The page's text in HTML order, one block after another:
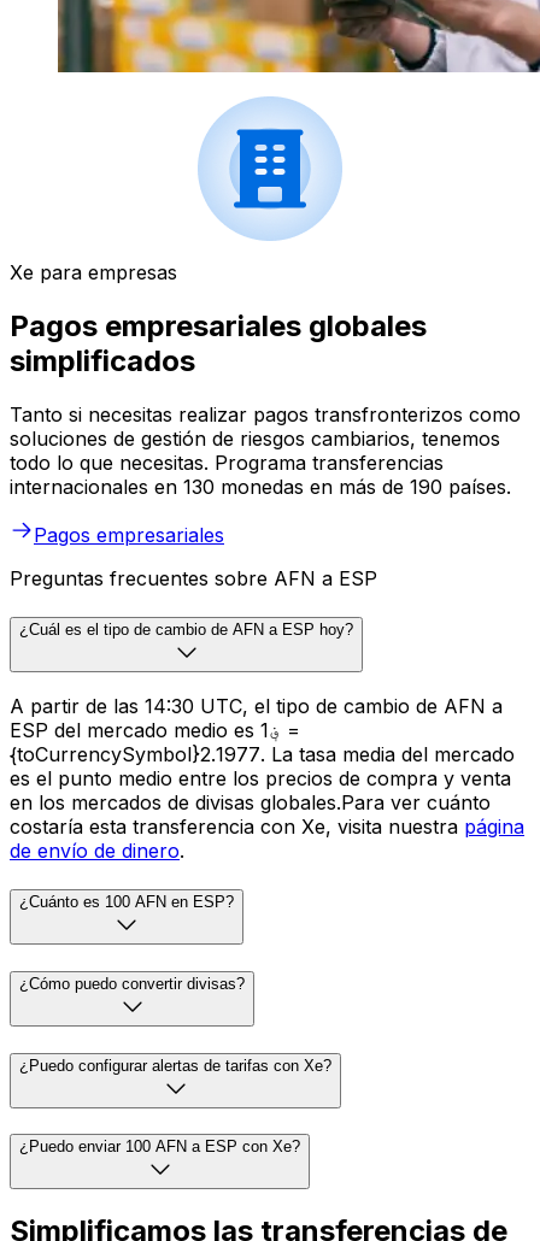
Xe para empresas
Pagos empresariales globales
simplificados
Tanto si necesitas realizar pagos transfronterizos como
soluciones de gestión de riesgos cambiarios, tenemos
todo lo que necesitas. Programa transferencias
internacionales en 130 monedas en más de 190 países.
Pagos empresariales
Preguntas frecuentes sobre AFN a ESP
¿Cuál es el tipo de cambio de AFN a ESP hoy?
A partir de las 14:30 UTC, el tipo de cambio de AFN a
ESP del mercado medio es ؋1 =
{toCurrencySymbol}2.1977. La tasa media del mercado
es el punto medio entre los precios de compra y venta
en los mercados de divisas globales.Para ver cuánto
costaría esta transferencia con Xe, visita nuestra página
de envío de dinero.
¿Cuánto es 100 AFN en ESP?
¿Cómo puedo convertir divisas?
¿Puedo configurar alertas de tarifas con Xe?
¿Puedo enviar 100 AFN a ESP con Xe?
Simplificamos las transferencias de